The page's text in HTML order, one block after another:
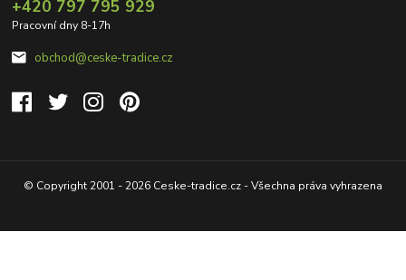
+420 797 795 929
Pracovní dny 8-17h
obchod@ceske-tradice.cz
© Copyright 2001 - 2026 Ceske-tradice.cz - Všechna práva vyhrazena